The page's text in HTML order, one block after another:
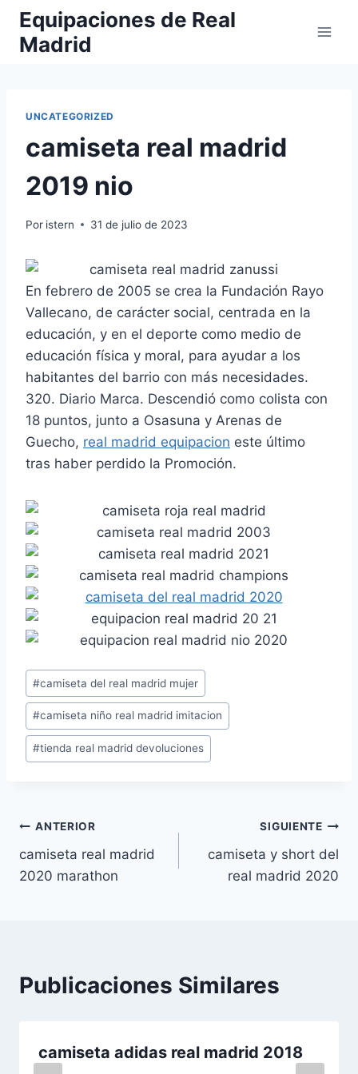
Saltar
contenido
Equipaciones de Real
Madrid
UNCATEGORIZED
camiseta real madrid
2019 nio
Por istern 31 de julio de 2023
En febrero de 2005 se crea la Fundación Rayo
Vallecano, de carácter social, centrada en la
educación, y en el deporte como medio de
educación física y moral, para ayudar a los
habitantes del barrio con más necesidades.
320. Diario Marca. Descendió como colista con
18 puntos, junto a Osasuna y Arenas de
Guecho, real madrid equipacion este último
tras haber perdido la Promoción.
Etiquetas
de
la
entrada:
#camiseta del real madrid mujer
#camiseta niño real madrid imitacion
#tienda real madrid devoluciones
Navegación
de
ANTERIOR
camiseta real madrid
2020 marathon
SIGUIENTE
camiseta y short del
real madrid 2020
Publicaciones Similares
camiseta adidas real madrid 2018